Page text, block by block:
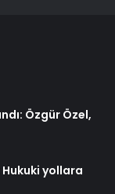
Özgür Özel,
Hukuki yollara